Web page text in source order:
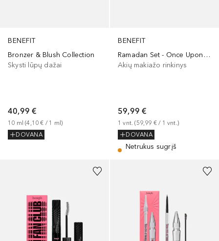
BENEFIT
Bronzer & Blush Collection
Skysti lūpų dažai
40,99 €
10 ml (4,10 € / 1 ml)
DOVANA
BENEFIT
Ramadan Set - Once Upon a Beauty Moon Bestsellers
Akių makiažo rinkinys
59,99 €
1 vnt. (59,99 € / 1 vnt. )
DOVANA
Netrukus sugrįš